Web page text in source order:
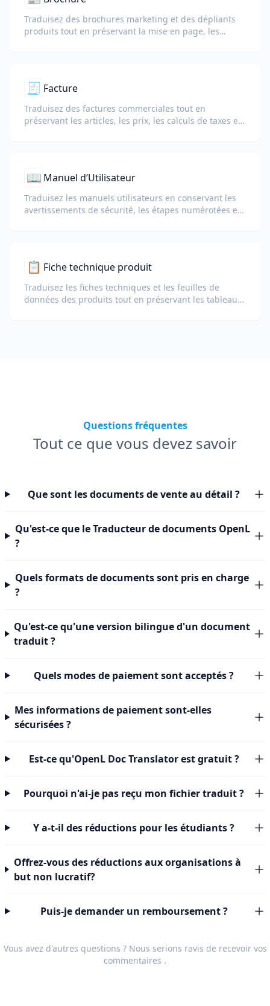
Traduisez des brochures marketing et des dépliants
produits tout en préservant la mise en page, les
🧾 Facture
Traduisez des factures commerciales tout en
préservant les articles, les prix, les calculs de taxes et
📖 Manuel d’Utilisateur
Traduisez les manuels utilisateurs en conservant les
avertissements de sécurité, les étapes numérotées et
📋 Fiche technique produit
Traduisez les fiches techniques et les feuilles de
données des produits tout en préservant les tableaux,
Questions fréquentes
Tout ce que vous devez savoir
Que sont les documents de vente au détail ?
Qu'est-ce que le Traducteur de documents OpenL
?
Quels formats de documents sont pris en charge
?
Qu'est-ce qu'une version bilingue d'un document
traduit ?
Quels modes de paiement sont acceptés ?
Mes informations de paiement sont-elles
sécurisées ?
Est-ce qu'OpenL Doc Translator est gratuit ?
Pourquoi n'ai-je pas reçu mon fichier traduit ?
Y a-t-il des réductions pour les étudiants ?
Offrez-vous des réductions aux organisations à
but non lucratif?
Puis-je demander un remboursement ?
Vous avez d'autres questions ? Nous serions ravis de recevoir vos
commentaires .